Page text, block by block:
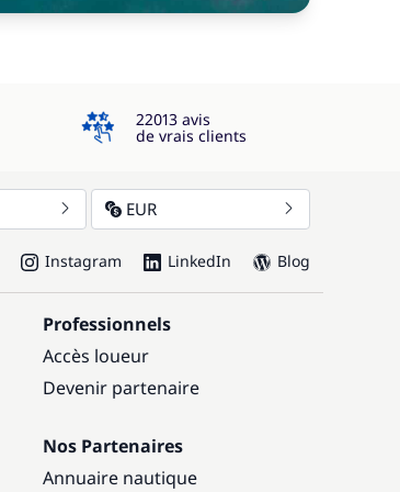
4.3
22013 avis
de vrais clients
EUR
Instagram LinkedIn Blog
Professionnels
Accès loueur
Devenir partenaire
Nos Partenaires
Annuaire nautique